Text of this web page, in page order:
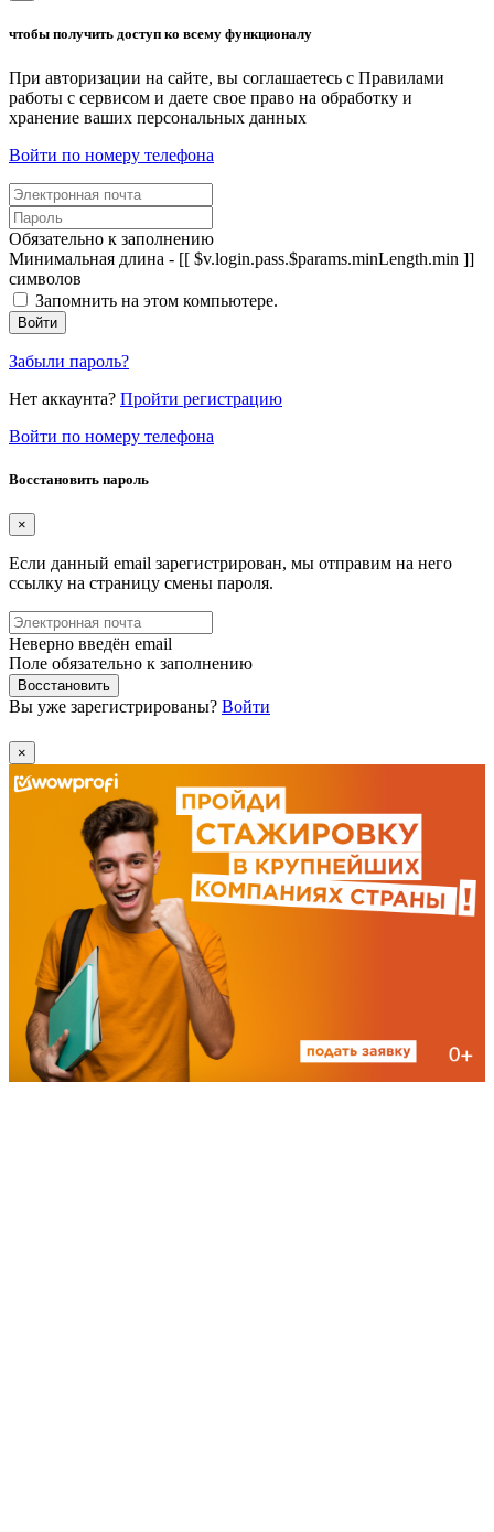
чтобы получить доступ ко всему функционалу
При авторизации на сайте, вы соглашаетесь с Правилами
работы с сервисом и даете свое право на обработку и
хранение ваших персональных данных
Войти по номеру телефона
Обязательно к заполнению
Минимальная длина - [[ $v.login.pass.$params.minLength.min ]]
символов
Запомнить на этом компьютере.
Войти
Забыли пароль?
Нет аккаунта? Пройти регистрацию
Войти по номеру телефона
Восстановить пароль
×
Если данный email зарегистрирован, мы отправим на него
ссылку на страницу смены пароля.
Неверно введён email
Поле обязательно к заполнению
Восстановить
Вы уже зарегистрированы? Войти
×